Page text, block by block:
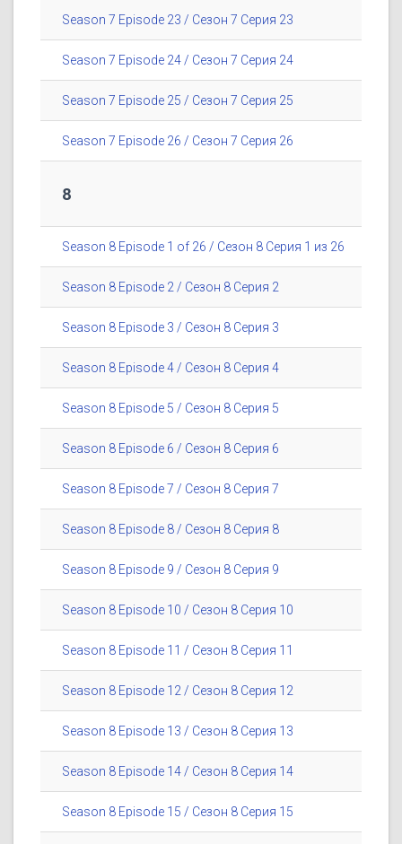
Season 7 Episode 23 / Сезон 7 Серия 23
Season 7 Episode 24 / Сезон 7 Серия 24
Season 7 Episode 25 / Сезон 7 Серия 25
Season 7 Episode 26 / Сезон 7 Серия 26
8
Season 8 Episode 1 of 26 / Сезон 8 Серия 1 из 26
Season 8 Episode 2 / Сезон 8 Серия 2
Season 8 Episode 3 / Сезон 8 Серия 3
Season 8 Episode 4 / Сезон 8 Серия 4
Season 8 Episode 5 / Сезон 8 Серия 5
Season 8 Episode 6 / Сезон 8 Серия 6
Season 8 Episode 7 / Сезон 8 Серия 7
Season 8 Episode 8 / Сезон 8 Серия 8
Season 8 Episode 9 / Сезон 8 Серия 9
Season 8 Episode 10 / Сезон 8 Серия 10
Season 8 Episode 11 / Сезон 8 Серия 11
Season 8 Episode 12 / Сезон 8 Серия 12
Season 8 Episode 13 / Сезон 8 Серия 13
Season 8 Episode 14 / Сезон 8 Серия 14
Season 8 Episode 15 / Сезон 8 Серия 15